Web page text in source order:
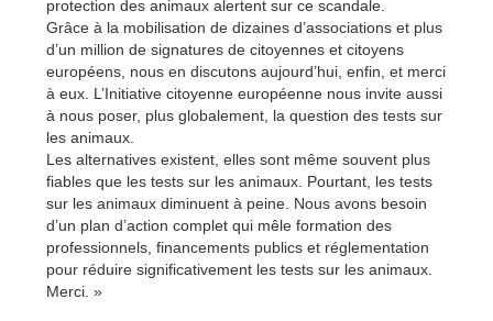
protection des animaux alertent sur ce scandale.
Grâce à la mobilisation de dizaines d’associations et plus
d’un million de signatures de citoyennes et citoyens
européens, nous en discutons aujourd’hui, enfin, et merci
à eux. L’Initiative citoyenne européenne nous invite aussi
à nous poser, plus globalement, la question des tests sur
les animaux.
Les alternatives existent, elles sont même souvent plus
fiables que les tests sur les animaux. Pourtant, les tests
sur les animaux diminuent à peine. Nous avons besoin
d’un plan d’action complet qui mêle formation des
professionnels, financements publics et réglementation
pour réduire significativement les tests sur les animaux.
Merci. »